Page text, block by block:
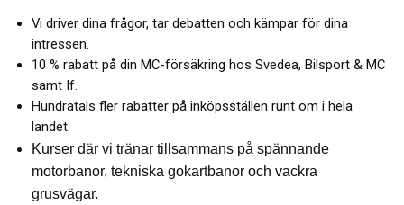
Vi driver dina frågor, tar debatten och kämpar för dina
intressen.
10 % rabatt på din MC-försäkring hos Svedea, Bilsport & MC
samt If.
Hundratals fler rabatter på inköpsställen runt om i hela
landet.
Kurser där vi tränar tillsammans på spännande
motorbanor, tekniska gokartbanor och vackra
grusvägar.